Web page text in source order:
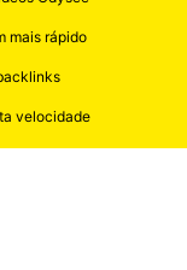
mais rápido
velocidade